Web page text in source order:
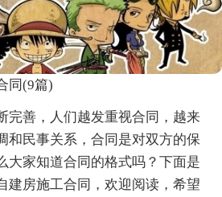
同(9篇)
完善，人们越发重视合同，越来
和民事关系，合同是对双方的保
大家知道合同的格式吗？下面是
建房施工合同，欢迎阅读，希望